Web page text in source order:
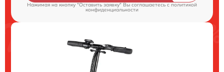
Нажимая на кнопку "Оставить заявку" Вы соглашаетесь cполитикой
конфиденциальности